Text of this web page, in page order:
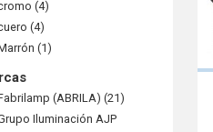
(4)
(4)
(1)
(ABRILA) (21)
Iluminación AJP